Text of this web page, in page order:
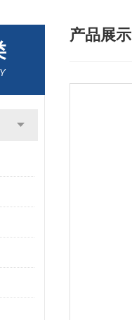
产品展示